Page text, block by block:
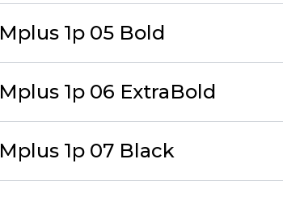
Mplus 1p 05 Bold
Mplus 1p 06 ExtraBold
Mplus 1p 07 Black